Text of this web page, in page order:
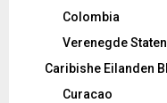
Colombia
Verenegde Staten
Caribishe Eilanden
Curacao